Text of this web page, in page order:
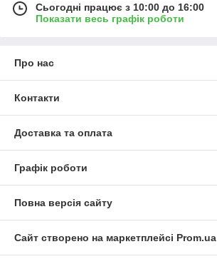
Сьогодні працює з 10:00 до 16:00
Показати весь графік роботи
Про нас
Контакти
Доставка та оплата
Графік роботи
Повна версія сайту
Сайт створено на маркетплейсі Prom.ua